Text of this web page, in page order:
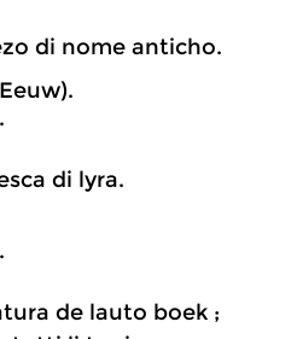
di nome anticho.
di lyra.
de lauto boek ;